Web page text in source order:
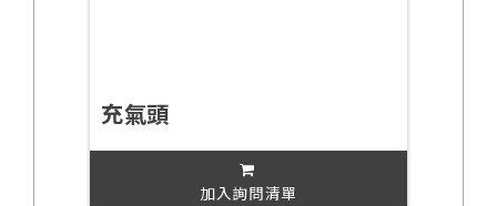
充氣頭
加入詢問清單